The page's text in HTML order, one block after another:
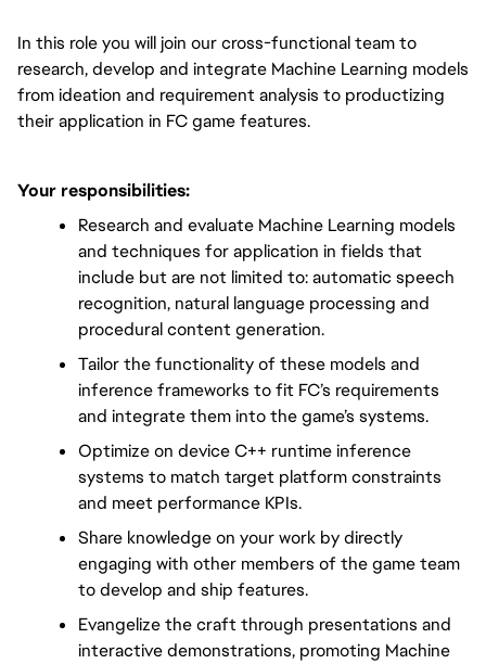
In this role you will join our cross-functional team to
research, develop and integrate Machine Learning models
from ideation and requirement analysis to productizing
their application in FC game features.
Your responsibilities:
Research and evaluate Machine Learning models
and techniques for application in fields that
include but are not limited to: automatic speech
recognition, natural language processing and
procedural content generation.
Tailor the functionality of these models and
inference frameworks to fit FC’s requirements
and integrate them into the game’s systems.
Optimize on device C++ runtime inference
systems to match target platform constraints
and meet performance KPIs.
Share knowledge on your work by directly
engaging with other members of the game team
to develop and ship features.
Evangelize the craft through presentations and
interactive demonstrations, promoting Machine